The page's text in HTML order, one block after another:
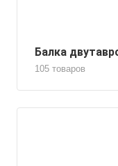
Балка
105 товаров